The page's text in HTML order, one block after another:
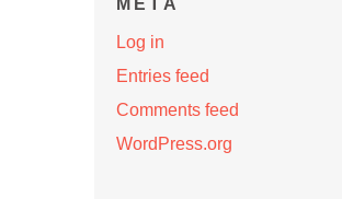
META
Log in
Entries feed
Comments feed
WordPress.org